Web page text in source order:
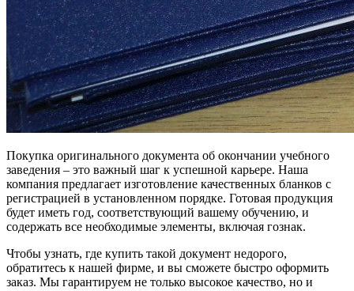
Покупка оригинального документа об окончании учебного
заведения – это важный шаг к успешной карьере. Наша
компания предлагает изготовление качественных бланков с
регистрацией в установленном порядке. Готовая продукция
будет иметь год, соответствующий вашему обучению, и
содержать все необходимые элементы, включая гознак.
Чтобы узнать, где купить такой документ недорого,
обратитесь к нашей фирме, и вы сможете быстро оформить
заказ. Мы гарантируем не только высокое качество, но и